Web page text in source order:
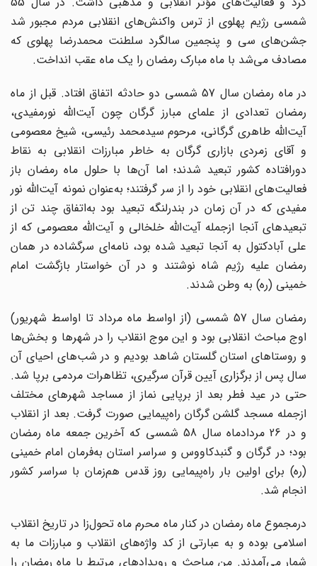
شمسی رژیم پهلوی از ترس واکنش‌های انقلابی مردم مجبور شد
جشن‌های سی و پنجمین سالگرد سلطنت محمدرضا پهلوی که
مصادف می‌شد با ماه مبارک رمضان را یک ماه عقب انداخت.
در ماه رمضان سال 57 شمسی دو حادثه اتفاق افتاد. قبل از ماه
رمضان تعدادی از علمای مبارز گرگان چون آیت‌الله نورمفیدی،
آیت‌الله طاهری گرگانی، مرحوم سیدمحمد رئیسی، شیخ معصومی
و آقای زمردی بازاری گرگان به خاطر مبارزات انقلابی به نقاط
دورافتاده کشور تبعید شدند؛ اما آن‌ها با حلول ماه رمضان باز
فعالیت‌های انقلابی خود را از سر گرفتند؛ به‌عنوان نمونه آیت‌الله نور
مفیدی که در آن زمان در بندرلنگه تبعید بود به‌اتفاق چند تن از
تبعیدهای آنجا ازجمله آیت‌الله خلخالی و آیت‌الله معصومی که از
علی آبادکتول به آنجا تبعید شده بود، نامه‌ای سرگشاده در همان
رمضان علیه رژیم شاه نوشتند و در آن خواستار بازگشت امام
خمینی (ره) به وطن شدند.
رمضان سال 57 شمسی (از اواسط ماه مرداد تا اواسط شهریور)
اوج مباحث انقلابی بود و این موج انقلاب را در شهرها و بخش‌ها
و روستاهای استان گلستان شاهد بودیم و در شب‌های احیای آن
سال پس از برگزاری آیین قرآن سرگیری، تظاهرات مردمی برپا شد.
حتی در عید فطر بعد از برپایی نماز از مساجد شهرهای مختلف
ازجمله مسجد گلشن گرگان راه‌پیمایی صورت گرفت. بعد از انقلاب
و در 26 مردادماه سال 58 شمسی که آخرین جمعه ماه رمضان
بود؛ در گرگان و گنبدکاووس و سراسر استان به‌فرمان امام خمینی
(ره) برای اولین بار راه‌پیمایی روز قدس هم‌زمان با سراسر کشور
انجام شد.
درمجموع ماه رمضان در کنار ماه محرم ماه تحول‌زا در تاریخ انقلاب
اسلامی بوده و به عبارتی از کد واژه‌های انقلاب و مبارزات ما به
شمار می‌آمدند. من مباحث و رویدادهای مرتبط با ماه رمضان را